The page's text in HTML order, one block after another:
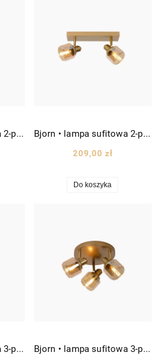
Bjorn • lampa sufitowa 2-punktowa reflektory ruchome szklane dł. 30cm czarna/szkło dymione Bjorn • lampa sufitowa 2-punktowa reflektory ruchome szklane dł. 30cm złota/szkło bursztynowe
209,00 zł
Do koszyka
Bjorn • lampa sufitowa 3-punktowa reflektory ruchome szklane Ø22 czarna/szkło dymione Bjorn • lampa sufitowa 3-punktowa reflektory ruchome szklane Ø22 złota/szkło bursztynowe